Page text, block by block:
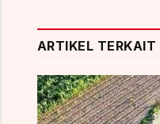
ARTIKEL TERKAIT